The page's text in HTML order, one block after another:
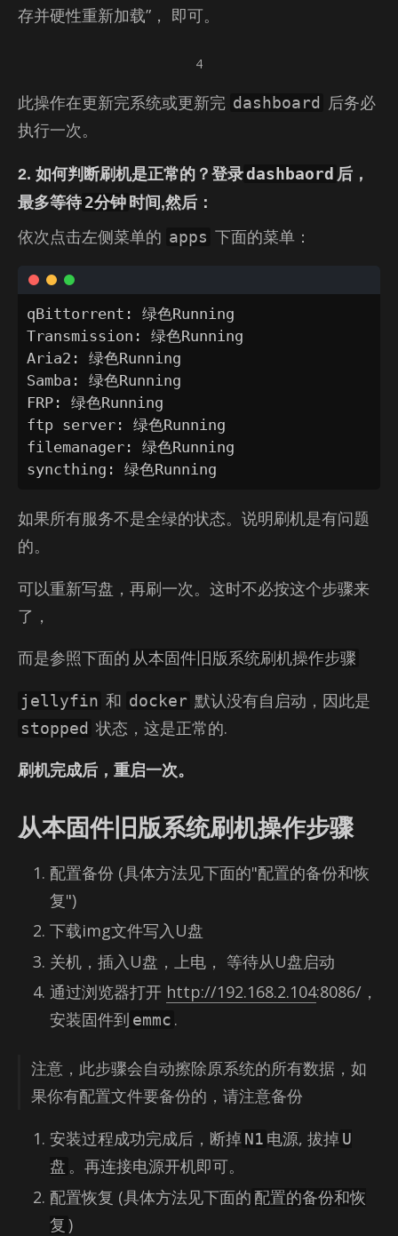
存并硬性重新加载”， 即可。
4
此操作在更新完系统或更新完 dashboard
后务必
执行一次。
2. 如何判断刷机是正常的？登录dashbaord 后，
最多等待 2分钟 时间,然后：
依次点击左侧菜单的 apps 下面的菜单：
qBittorrent: 绿色Running
Transmission: 绿色Running
Aria2: 绿色Running
Samba: 绿色Running
FRP: 绿色Running
ftp server: 绿色Running
filemanager: 绿色Running
syncthing: 绿色Running
如果所有服务不是全绿的状态。说明刷机是有问题
的。
可以重新写盘，再刷一次。这时不必按这个步骤来
了，
而是参照下面的 从本固件旧版系统刷机操作步骤
jellyfin 和 docker 默认没有自启动，因此是
stopped 状态，这是正常的.
刷机完成后，重启一次。
从本固件旧版系统刷机操作步骤
配置备份 (具体方法见下面的"配置的备份和恢
复")
下载img文件写入U盘
关机，插入U盘，上电， 等待从U盘启动
通过浏览器打开 http://192.168.2.104:8086/，
安装固件到 emmc .
注意，此步骤会自动擦除原系统的所有数据，如
果你有配置文件要备份的，请注意备份
安装过程成功完成后，断掉N1 电源, 拔掉U
盘 。再连接电源开机即可。
配置恢复 (具体方法见下面的配置的备份和恢
复 )